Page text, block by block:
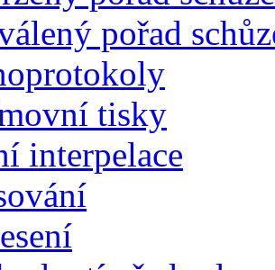
pořad
tisky
interpelace